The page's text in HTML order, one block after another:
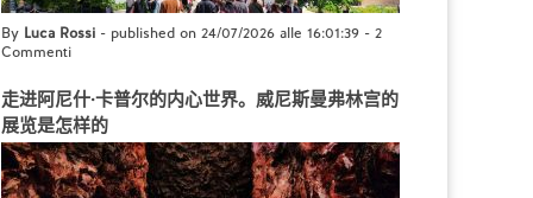
By Luca Rossi - published on 24/07/2026 alle 16:01:39 - 2
Commenti
走进阿尼什·卡普尔的内心世界。威尼斯曼弗林宫的
展览是怎样的